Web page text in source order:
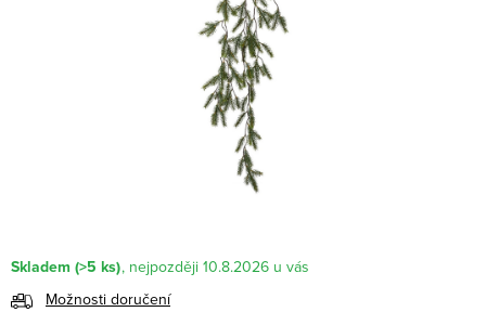
Skladem (>5 ks)
10.8.2026
Možnosti doručení